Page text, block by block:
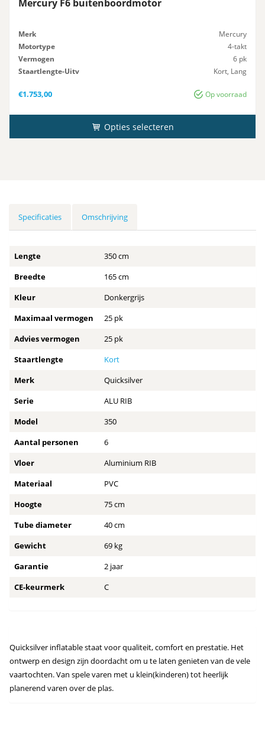
Mercury F6 buitenboordmotor
Merk
Mercury
Motortype
4-takt
Vermogen
6 pk
Staartlengte-Uitv
Kort, Lang
Op voorraad
€1.753,00
Opties selecteren
Specificaties Omschrijving
Lengte
350 cm
Breedte
165 cm
Kleur
Donkergrijs
Maximaal vermogen
25 pk
Advies vermogen
25 pk
Staartlengte
Kort
Merk
Quicksilver
Serie
ALU RIB
Model
350
Aantal personen
6
Vloer
Aluminium RIB
Materiaal
PVC
Hoogte
75 cm
Tube diameter
40 cm
Gewicht
69 kg
Garantie
2 jaar
CE-keurmerk
C
Quicksilver inflatable staat voor qualiteit, comfort en prestatie. Het
ontwerp en design zijn doordacht om u te laten genieten van de vele
vaartochten. Van spele varen met u klein(kinderen) tot heerlijk
planerend varen over de plas.